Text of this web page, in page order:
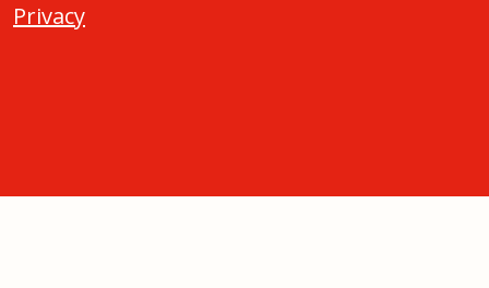
Privacy